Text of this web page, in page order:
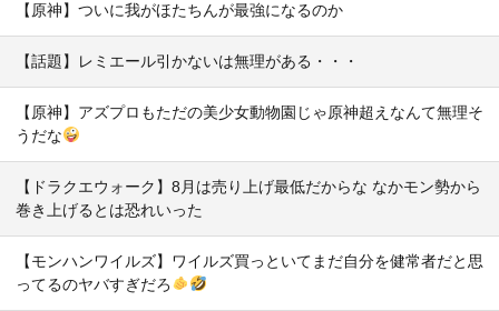
【原神】ついに我がほたちんが最強になるのか
【話題】レミエール引かないは無理がある・・・
【原神】アズプロもただの美少女動物園じゃ原神超えなんて無理そ
うだな
【ドラクエウォーク】8月は売り上げ最低だからな なかモン勢から
巻き上げるとは恐れいった
【モンハンワイルズ】ワイルズ買っといてまだ自分を健常者だと思
ってるのヤバすぎだろ